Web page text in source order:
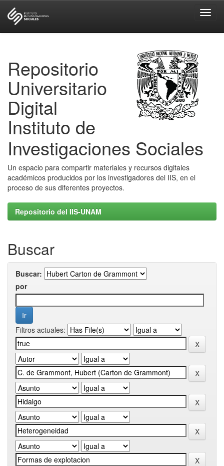
Repositorio
Universitario
Digital
Instituto de
Investigaciones Sociales
Un espacio para compartir materiales y recursos digitales
académicos producidos por los investigadores del IIS, en el
proceso de sus diferentes proyectos.
Repositorio del IIS-UNAM
Buscar
Buscar:
por
Filtros actuales: